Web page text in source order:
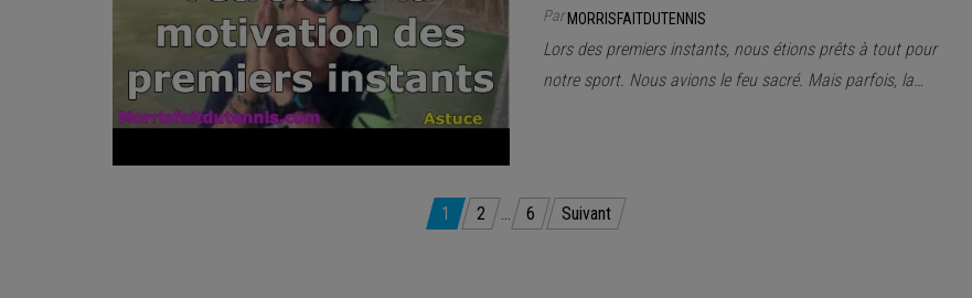
ParMORRISFAITDUTENNIS
Lors des premiers instants, nous étions prêts à tout pour
notre sport. Nous avions le feu sacré. Mais parfois, la…
1 2 6 Suivant